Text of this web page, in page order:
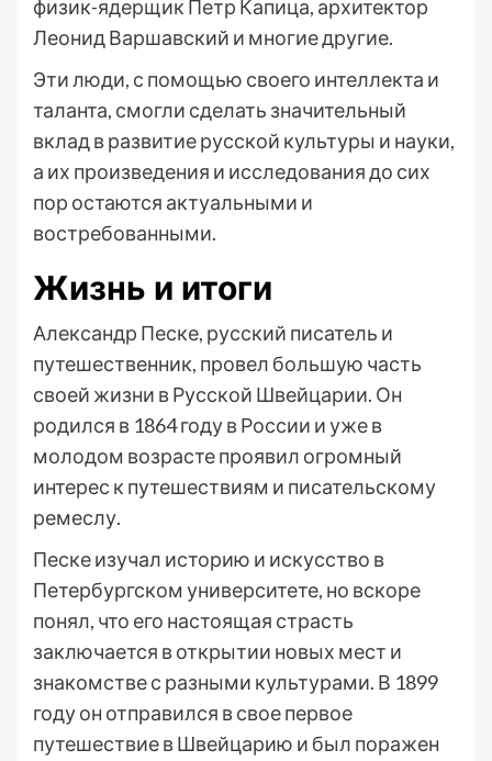
физик-ядерщик Петр Капица, архитектор
Леонид Варшавский и многие другие.
Эти люди, с помощью своего интеллекта и
таланта, смогли сделать значительный
вклад в развитие русской культуры и науки,
а их произведения и исследования до сих
пор остаются актуальными и
востребованными.
Жизнь и итоги
Александр Песке, русский писатель и
путешественник, провел большую часть
своей жизни в Русской Швейцарии. Он
родился в 1864 году в России и уже в
молодом возрасте проявил огромный
интерес к путешествиям и писательскому
ремеслу.
Песке изучал историю и искусство в
Петербургском университете, но вскоре
понял, что его настоящая страсть
заключается в открытии новых мест и
знакомстве с разными культурами. В 1899
году он отправился в свое первое
путешествие в Швейцарию и был поражен